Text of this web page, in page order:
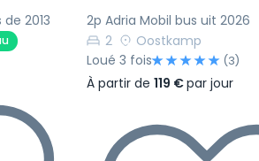
2013
2p Adria Mobil bus uit 2026
2
Oostkamp
Loué 3 fois
(3)
À partir de119 €par jour